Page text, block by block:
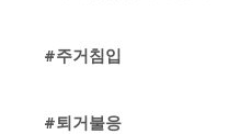
#주거침입
#퇴거불응